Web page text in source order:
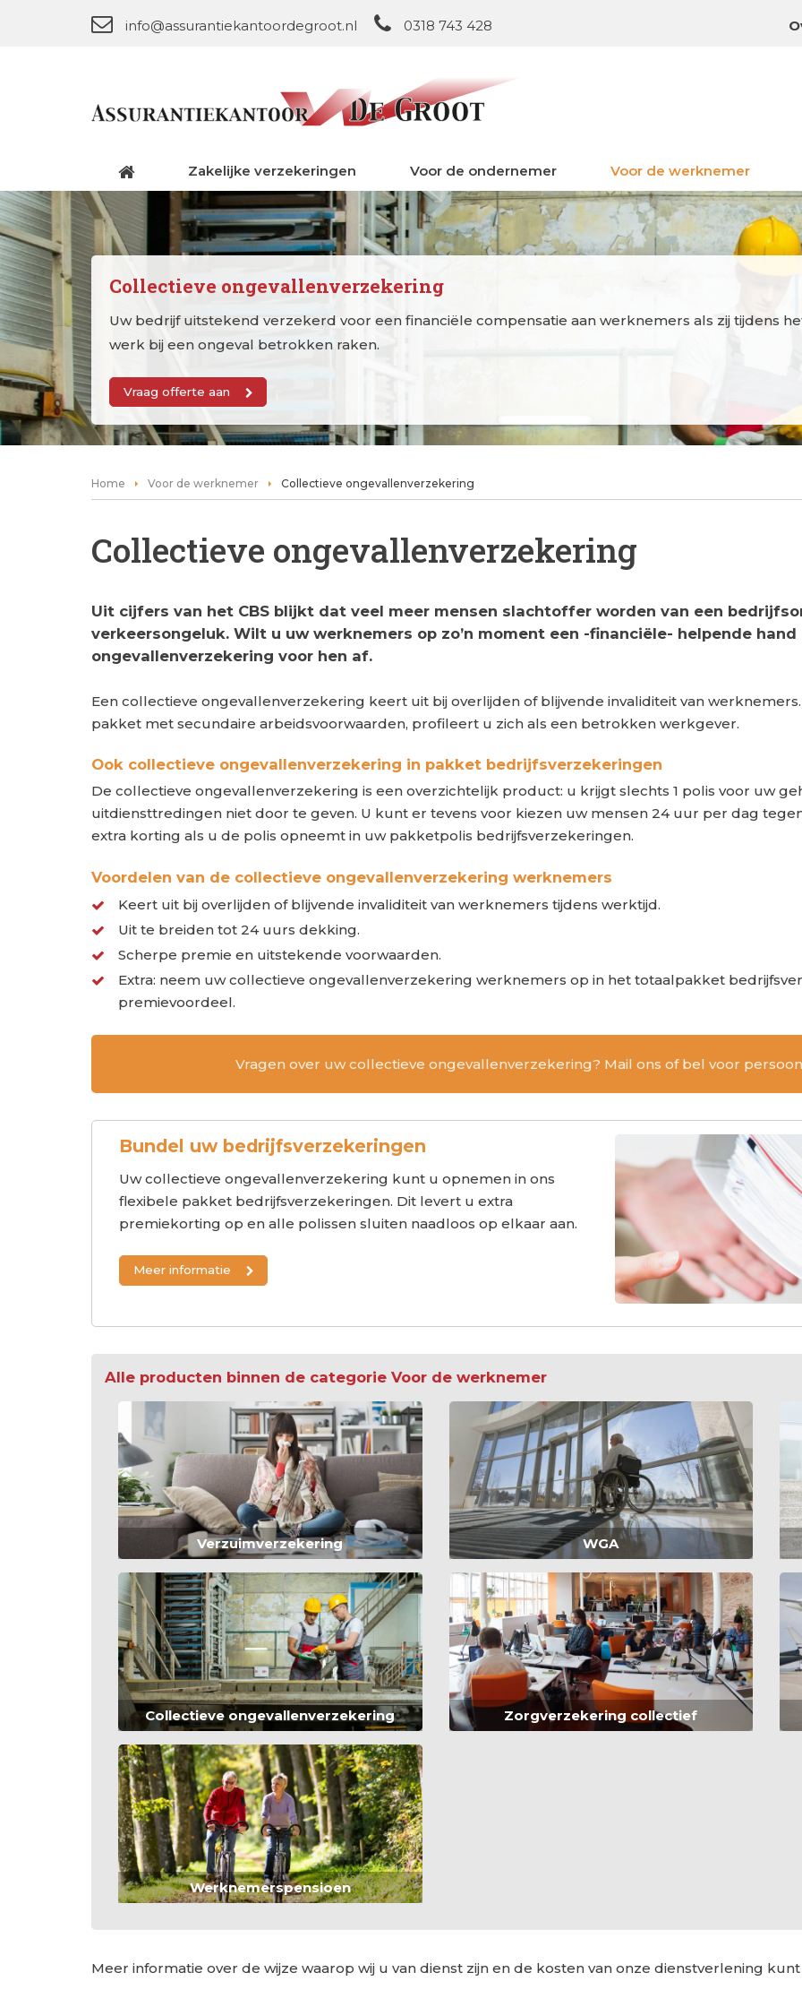
info@assurantiekantoordegroot.nl 0318 743 428
Zakelijke verzekeringen Voor de ondernemer Voor de werknemer
Collectieve ongevallenverzekering
Uw bedrijf uitstekend verzekerd voor een financiële compensatie aan werknemers als zij tijdens
werk bij een ongeval betrokken raken.
Vraag offerte aan
Home Voor de werknemer Collectieve ongevallenverzekering
Collectieve ongevallenverzekering
Uit cijfers van het CBS blijkt dat veel meer mensen slachtoffer worden van een
verkeersongeluk. Wilt u uw werknemers op zo’n moment een -financiële- helpende
ongevallenverzekering voor hen af.
Een collectieve ongevallenverzekering keert uit bij overlijden of blijvende invaliditeit van
pakket met secundaire arbeidsvoorwaarden, profileert u zich als een betrokken werkgever.
Ook collectieve ongevallenverzekering in pakket bedrijfsverzekeringen
De collectieve ongevallenverzekering is een overzichtelijk product: u krijgt slechts 1 polis voor uw
uitdiensttredingen niet door te geven. U kunt er tevens voor kiezen uw mensen 24 uur per dag
extra korting als u de polis opneemt in uw pakketpolis bedrijfsverzekeringen.
Voordelen van de collectieve ongevallenverzekering werknemers
Keert uit bij overlijden of blijvende invaliditeit van werknemers tijdens werktijd.
Uit te breiden tot 24 uurs dekking.
Scherpe premie en uitstekende voorwaarden.
Extra: neem uw collectieve ongevallenverzekering werknemers op in het totaalpakket
premievoordeel.
Vragen over uw collectieve ongevallenverzekering? Mail ons of bel voor
Bundel uw bedrijfsverzekeringen
Uw collectieve ongevallenverzekering kunt u opnemen in ons
flexibele pakket bedrijfsverzekeringen. Dit levert u extra
premiekorting op en alle polissen sluiten naadloos op elkaar aan.
Meer informatie
Alle producten binnen de categorie Voor de werknemer
Verzuimverzekering WGA
Collectieve ongevallenverzekering Zorgverzekering collectief
Werknemerspensioen
Meer informatie over de wijze waarop wij u van dienst zijn en de kosten van onze dienstverlening